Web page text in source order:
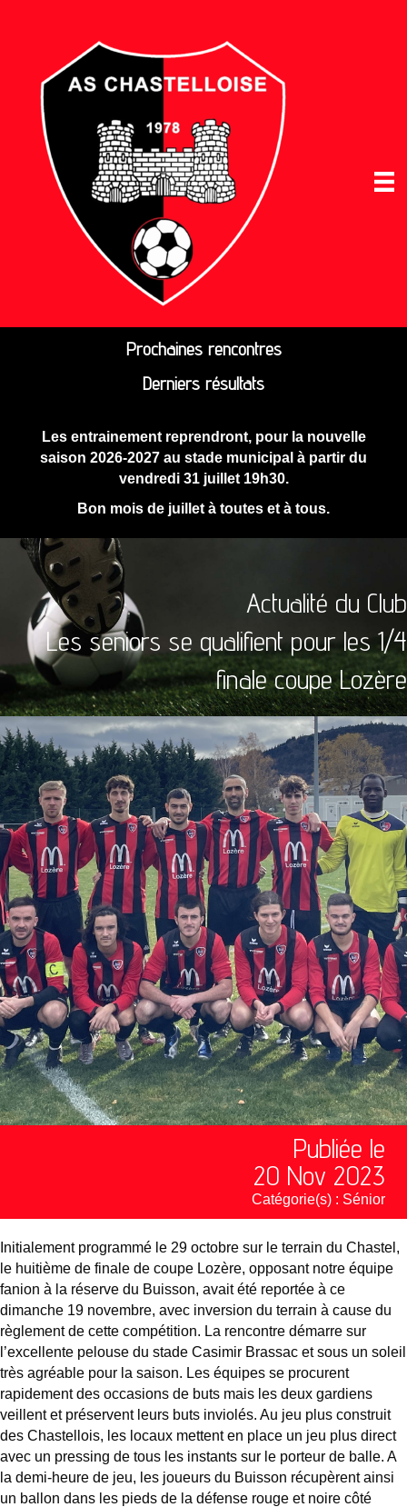
Prochaines rencontres
Derniers résultats
Les entrainement reprendront, pour la nouvelle
saison 2026-2027 au stade municipal à partir du
vendredi 31 juillet 19h30.
Bon mois de juillet à toutes et à tous.
Actualité du Club
Les seniors se qualifient pour les 1/4
finale coupe Lozère
Publiée le
20 Nov 2023
Catégorie(s) : Sénior
Initialement programmé le 29 octobre sur le terrain du Chastel,
le huitième de finale de coupe Lozère, opposant notre équipe
fanion à la réserve du Buisson, avait été reportée à ce
dimanche 19 novembre, avec inversion du terrain à cause du
règlement de cette compétition. La rencontre démarre sur
l’excellente pelouse du stade Casimir Brassac et sous un soleil
très agréable pour la saison. Les équipes se procurent
rapidement des occasions de buts mais les deux gardiens
veillent et préservent leurs buts inviolés. Au jeu plus construit
des Chastellois, les locaux mettent en place un jeu plus direct
avec un pressing de tous les instants sur le porteur de balle. A
la demi-heure de jeu, les joueurs du Buisson récupèrent ainsi
un ballon dans les pieds de la défense rouge et noire côté